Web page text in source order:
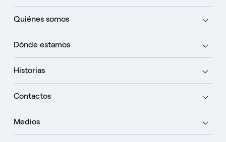
Quiénes somos
Dónde estamos
Historias
Contactos
Medios